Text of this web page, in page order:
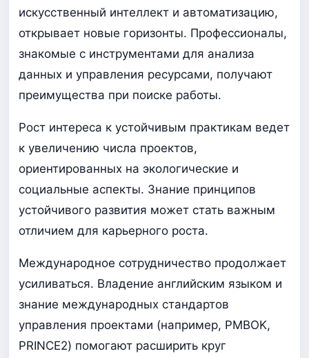
искусственный интеллект и автоматизацию,
открывает новые горизонты. Профессионалы,
знакомые с инструментами для анализа
данных и управления ресурсами, получают
преимущества при поиске работы.
Рост интереса к устойчивым практикам ведет
к увеличению числа проектов,
ориентированных на экологические и
социальные аспекты. Знание принципов
устойчивого развития может стать важным
отличием для карьерного роста.
Международное сотрудничество продолжает
усиливаться. Владение английским языком и
знание международных стандартов
управления проектами (например, PMBOK,
PRINCE2) помогают расширить круг